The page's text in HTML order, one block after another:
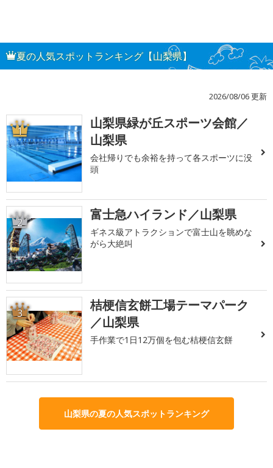
夏の人気スポットランキング【山梨県】
2026/08/06 更新
1
山梨県緑が丘スポーツ会館／
山梨県
会社帰りでも余裕を持って各スポーツに没
頭
2 富士急ハイランド／山梨県
ギネス級アトラクションで富士山を眺めな
がら大絶叫
3
桔梗信玄餅工場テーマパーク
／山梨県
手作業で1日12万個を包む桔梗信玄餅
山梨県の夏の人気スポットランキング